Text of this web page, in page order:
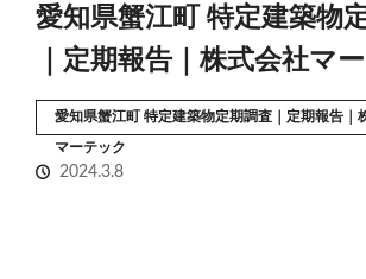
愛知県蟹江町 特定建築物
｜定期報告｜株式会社マ
愛知県蟹江町 特定建築物定期調査｜定期報告｜
マーテック
2024.3.8